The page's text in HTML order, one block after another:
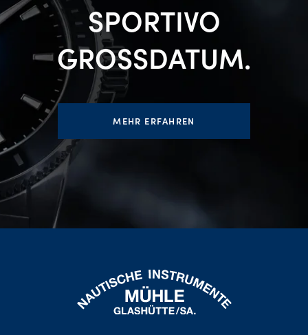
SPORTIVO
GROSSDATUM.
MEHR ERFAHREN